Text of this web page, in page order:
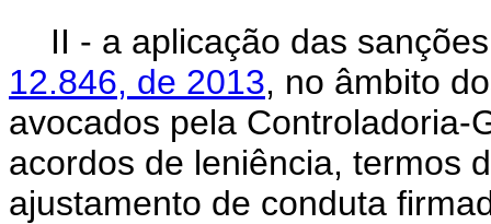
II - a aplicação das
12.846, de 2013, no âmbito
avocados pela Controladoria-
acordos de leniência, termos
ajustamento de conduta